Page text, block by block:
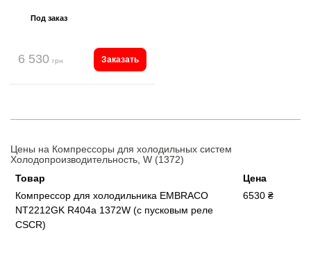
Под заказ
6 530 грн Заказать
Цены на Компрессоры для холодильных систем
Холодопроизводительность, W (1372)
Товар
Цена
Компрессор для холодильника EMBRACO
NT2212GK R404a 1372W (с пусковым реле
CSCR)
6530 ₴